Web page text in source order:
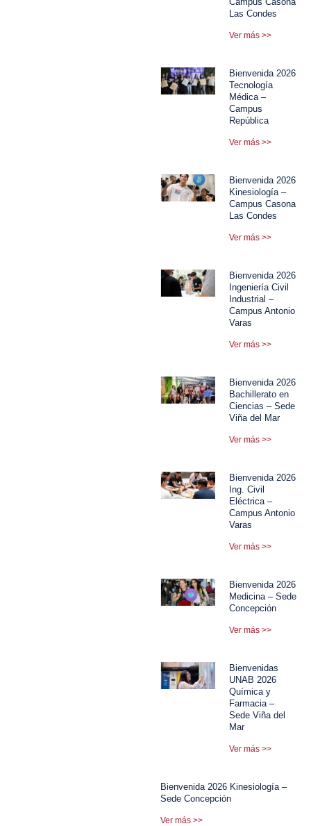
Las Condes
Ver más >>
Bienvenida 2026
Tecnología
Médica –
Campus
República
Ver más >>
Bienvenida 2026
Kinesiología –
Campus Casona
Las Condes
Ver más >>
Bienvenida 2026
Ingeniería Civil
Industrial –
Campus Antonio
Varas
Ver más >>
Bienvenida 2026
Bachillerato en
Ciencias – Sede
Viña del Mar
Ver más >>
Bienvenida 2026
Ing. Civil
Eléctrica –
Campus Antonio
Varas
Ver más >>
Bienvenida 2026
Medicina – Sede
Concepción
Ver más >>
Bienvenidas
UNAB 2026
Química y
Farmacia –
Sede Viña del
Mar
Ver más >>
Bienvenida 2026 Kinesiología –
Sede Concepción
Ver más >>